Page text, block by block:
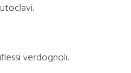
verdognoli.